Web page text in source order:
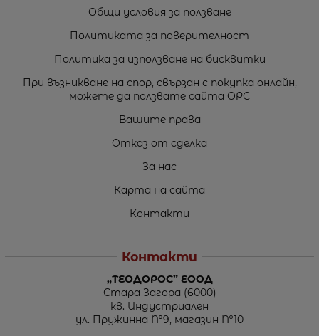
Общи условия за ползване
Политиката за поверителност
Политика за използване на бисквитки
При възникване на спор, свързан с покупка онлайн,
можете да ползвате сайта ОРС
Вашите права
Отказ от сделка
За нас
Карта на сайта
Контакти
Контакти
„ТЕОДОРОС” ЕООД
Стара Загора (6000)
кв. Индустриален
ул. Пружинна №9, магазин №10